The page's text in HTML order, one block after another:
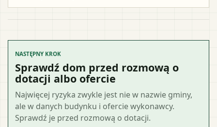
NASTĘPNY KROK
Sprawdź dom przed rozmową o
dotacji albo ofercie
Najwięcej ryzyka zwykle jest nie w nazwie gminy,
ale w danych budynku i ofercie wykonawcy.
Sprawdź je przed rozmową o dotacji.